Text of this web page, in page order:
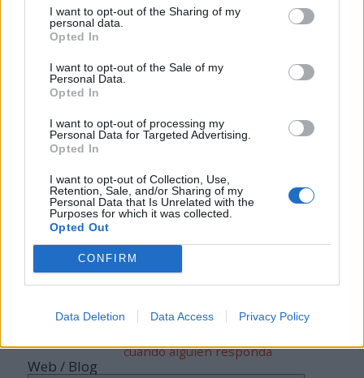
I want to opt-out of the Sharing of my
personal data.
Opted In
I want to opt-out of the Sale of my
Personal Data.
Opted In
I want to opt-out of processing my
Personal Data for Targeted Advertising.
Opted In
I want to opt-out of Collection, Use,
Retention, Sale, and/or Sharing of my
Personal Data that Is Unrelated with the
Purposes for which it was collected.
Opted Out
CONFIRM
Data Deletion Data Access Privacy Policy
Comentarios
Déjanos tu comentario.
Requerimos que seas usuario de concursator
para comentar. Si no lo eres te enviaremos un
e-mail con un enlace para la activación de tu
cuenta.
Nombre
cuando alguien responda
Web / Blog